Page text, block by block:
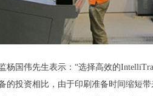
杨国伟先生表示：“选择高效的
的投资相比，由于印刷准备时间缩短